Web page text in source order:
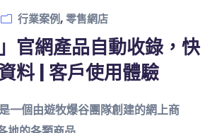
行業案例,零售網店
官網產品自動收錄，快
料 | 客戶使用體驗
一個由遊牧爆谷團隊創建的網上商